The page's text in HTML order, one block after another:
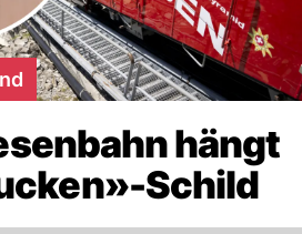
hängt
Schild